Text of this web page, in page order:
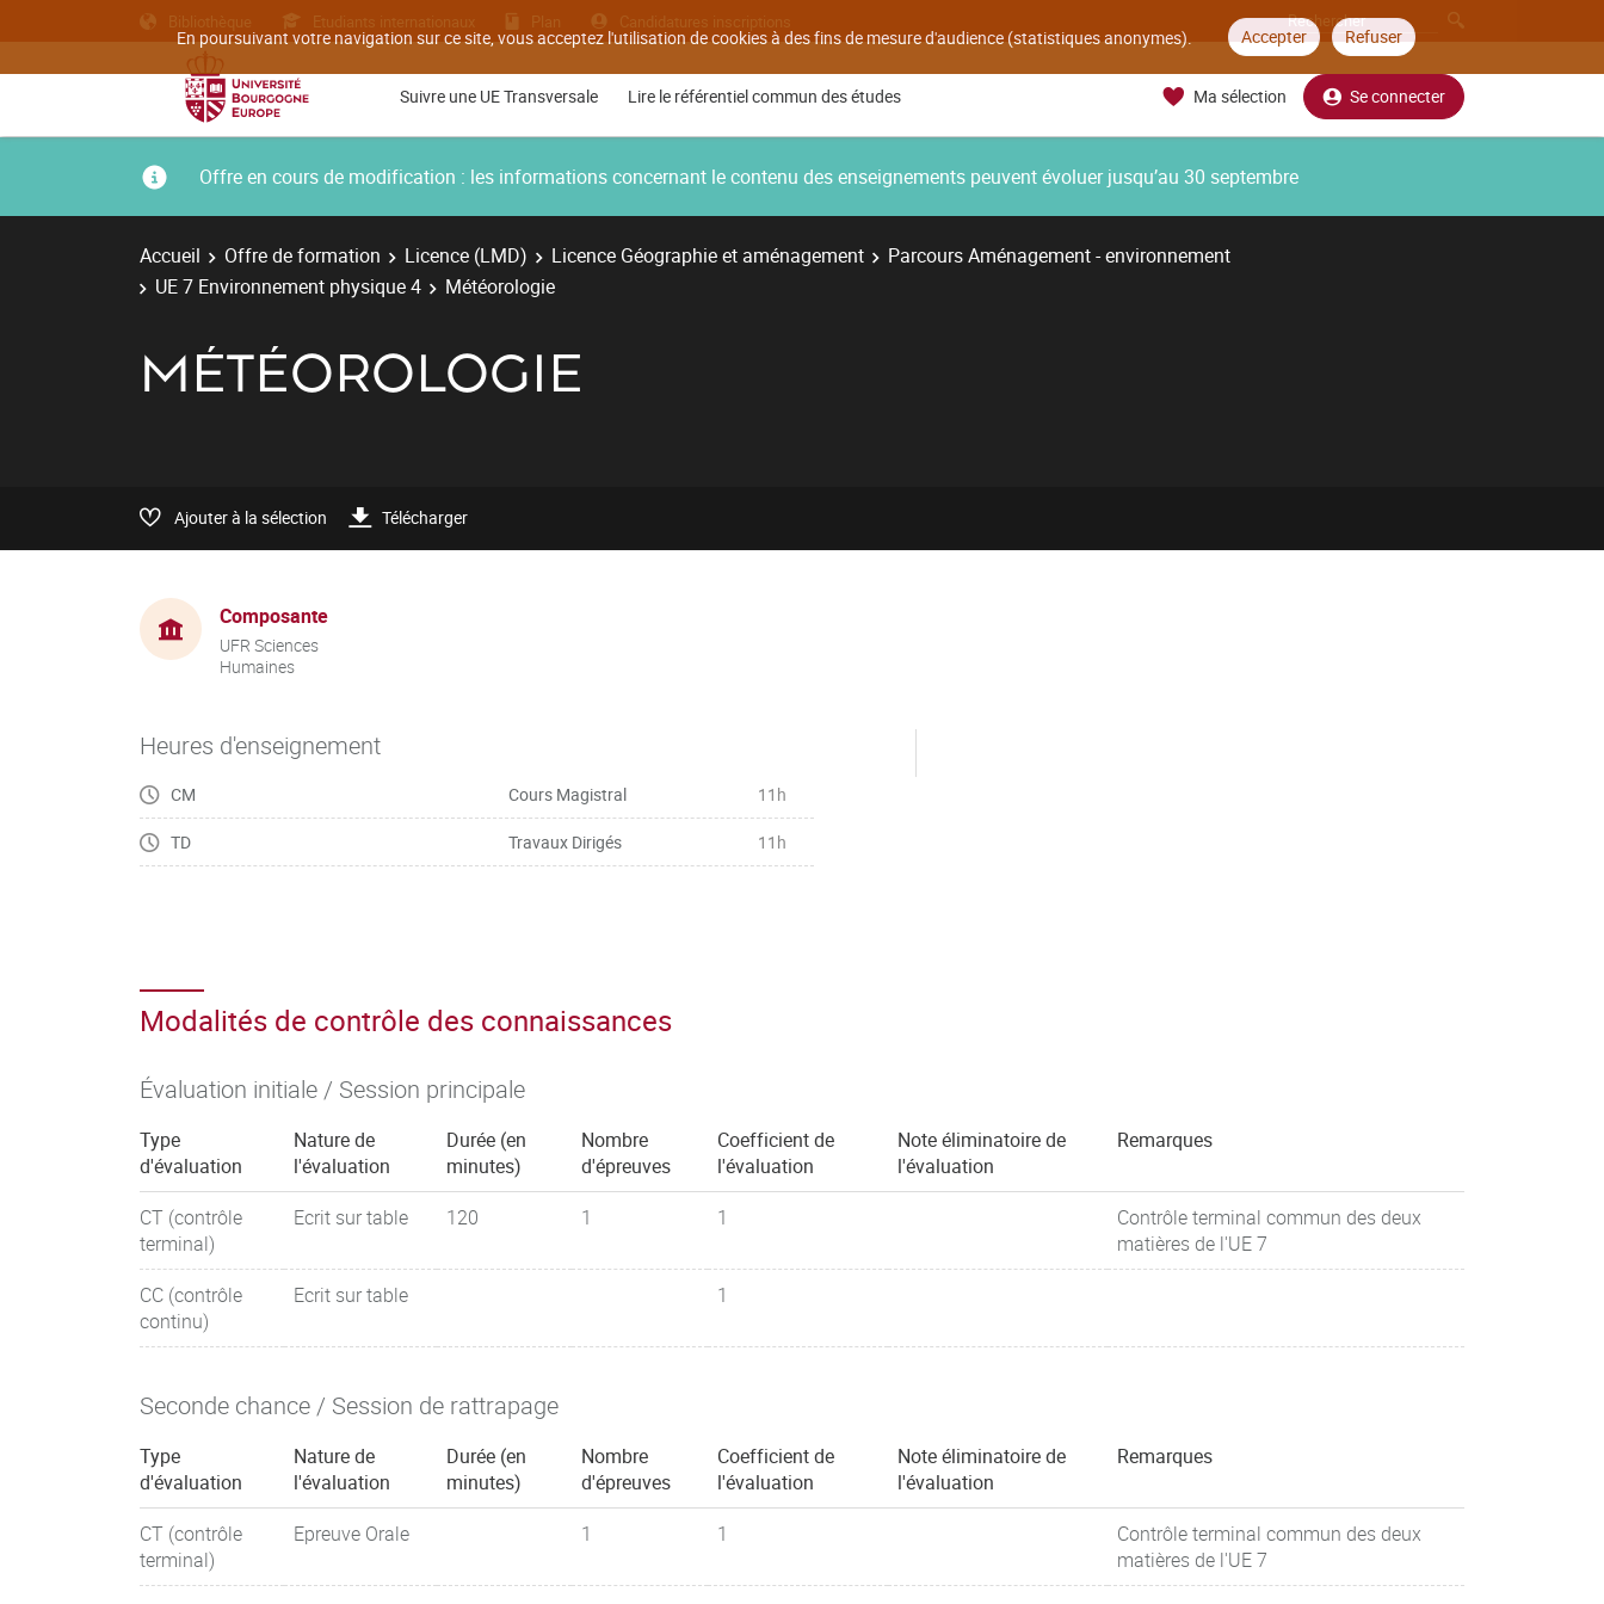
En poursuivant votre navigation sur ce site, vous acceptez l'utilisation de cookies à des fins de mesure d'audience (statistiques anonymes). Accepter Refuser
Bibliothèque Etudiants internationaux Plan Candidatures inscriptions
Suivre une UE Transversale Lire le référentiel commun des études Ma sélection Se connecter
Offre en cours de modification : les informations concernant le contenu des enseignements peuvent évoluer jusqu’au 30 septembre
Accueil Offre de formation Licence (LMD) Licence Géographie et aménagement
Parcours Aménagement - environnement
UE 7 Environnement physique 4
Météorologie
MÉTÉOROLOGIE
Ajouter à la sélection Télécharger
Composante
UFR Sciences
Humaines
Heures d'enseignement
CM Cours Magistral 11h
TD Travaux Dirigés 11h
Modalités de contrôle des connaissances
Évaluation initiale / Session principale
Type
d'évaluation
Nature de
l'évaluation
Durée (en
minutes)
Nombre
d'épreuves
Coefficient de
l'évaluation
Note éliminatoire de
l'évaluation
Remarques
CT (contrôle
terminal)
Ecrit sur table 120 1 1
Contrôle terminal commun des deux
matières de l'UE 7
CC (contrôle
continu)
Ecrit sur table 1
Seconde chance / Session de rattrapage
Type
d'évaluation
Nature de
l'évaluation
Durée (en
minutes)
Nombre
d'épreuves
Coefficient de
l'évaluation
Note éliminatoire de
l'évaluation
Remarques
CT (contrôle
terminal)
Epreuve Orale 1 1
Contrôle terminal commun des deux
matières de l'UE 7